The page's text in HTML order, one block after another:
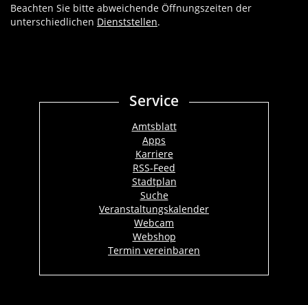
Beachten Sie bitte abweichende Öffnungszeiten der
unterschiedlichen Dienststellen.
Service
Amtsblatt
Apps
Karriere
RSS-Feed
Stadtplan
Suche
Veranstaltungskalender
Webcam
Webshop
Termin vereinbaren